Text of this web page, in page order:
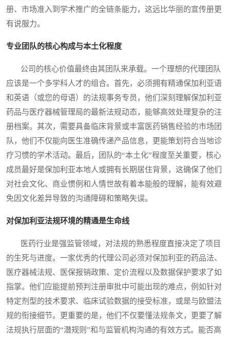
册、市场准入到学术推广的全链条能力，这远比华丽的宣传册更
有说服力。
专业团队的核心构成与本土化程度
公司的核心价值最终由其团队来承载。一个理想的代理团队
应该是一个多学科人才的组合。首先，必须拥有精通保加利亚语
和英语（或您的母语）的法规事务专员，他们深刻理解保加利亚
药品与医疗器械管理局的最新法规动态，能够高效处理复杂的注
册档案。其次，需要具备临床背景或丰富医药销售经验的市场团
队，他们不仅能向医生准确传递产品信息，更能策划符合当地诊
疗习惯的学术活动。最后，团队的“本土化”程度至关重要，核心
成员最好是保加利亚本地人或拥有长期居住背景，这确保了他们
对社会文化、商业惯例和人情世故有着本能般的理解，能有效避
免因文化差异导致的沟通障碍和策略失误。
对保加利亚法规环境的精通是生命线
医药行业是强监管领域，对法规的熟悉程度直接决定了项目
的生死与进度。一家优秀的代理公司必须对保加利亚的药品法、
医疗器械法规、医保报销政策、定价流程以及数据保护要求了如
指掌。他们应能提前预判注册审批中可能出现的难点，例如针对
特定剂型的技术要求、临床试验数据的接受标准，或是与欧盟法
规的衔接细节。更重要的是，他们不仅要懂法规条文，更要了解
法规执行层面的“潜规则”和与监管机构沟通的有效方式。能否高